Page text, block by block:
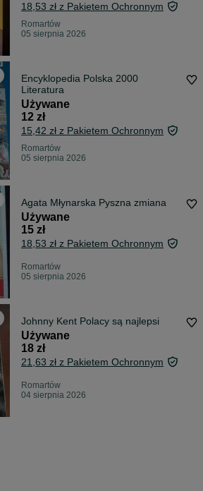
18,53 zł z Pakietem Ochronnym
Romartów
05 sierpnia 2026
Encyklopedia Polska 2000
Literatura
Używane
12 zł
15,42 zł z Pakietem Ochronnym
Romartów
05 sierpnia 2026
Agata Młynarska Pyszna zmiana
Używane
15 zł
18,53 zł z Pakietem Ochronnym
Romartów
05 sierpnia 2026
Johnny Kent Polacy są najlepsi
Używane
18 zł
21,63 zł z Pakietem Ochronnym
Romartów
04 sierpnia 2026